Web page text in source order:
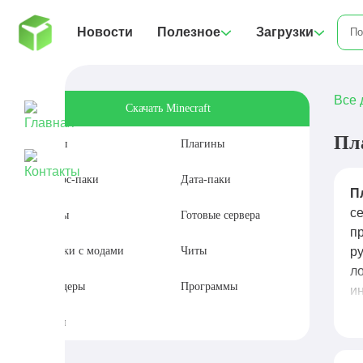
Новости Полезное Загрузки
Скачать Minecraft
Моды Плагины
Ресурс-паки Дата-паки
Карты Готовые сервера
Сборки с модами Читы
Шейдеры Программы
Сиды
Все